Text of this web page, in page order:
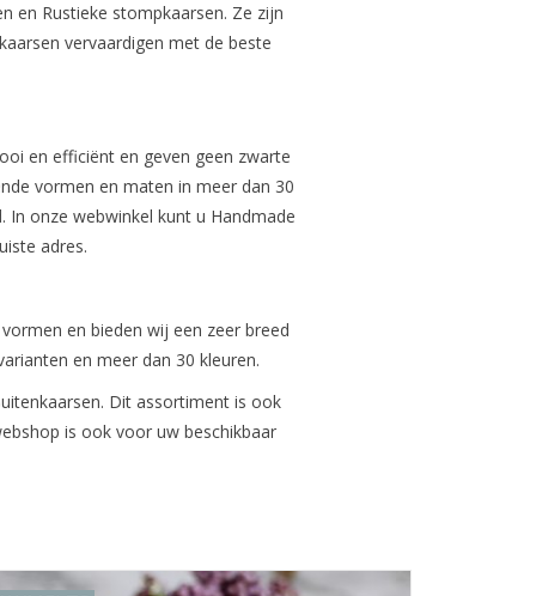
en Rustieke stompkaarsen. Ze zijn
vervaardigen met de beste
en efficiënt en geven geen zwarte
vormen en maten in meer dan 30
In onze webwinkel kunt u Handmade
adres.
en bieden wij een zeer breed
en meer dan 30 kleuren.
Dit assortiment is ook
is ook voor uw beschikbaar